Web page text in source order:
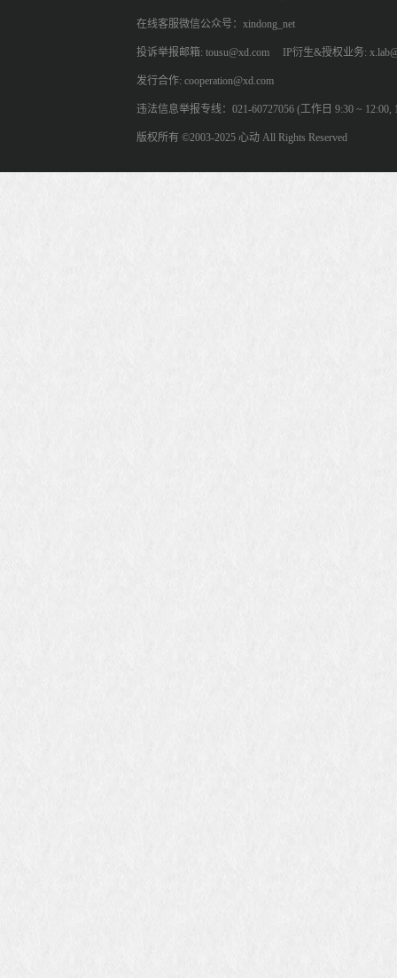
在线客服微信公众号：xindong_net
投诉举报邮箱: tousu@xd.com IP衍生&授权业务:
发行合作: cooperation@xd.com
违法信息举报专线：021-60727056 (工作日 9:30 ~ 12:00,
版权所有 ©2003-2025 心动 All Rights Reserved